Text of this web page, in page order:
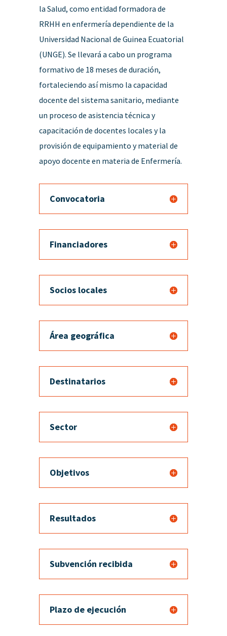
la Salud, como entidad formadora de
RRHH en enfermería dependiente de la
Universidad Nacional de Guinea Ecuatorial
(UNGE). Se llevará a cabo un programa
formativo de 18 meses de duración,
fortaleciendo así mismo la capacidad
docente del sistema sanitario, mediante
un proceso de asistencia técnica y
capacitación de docentes locales y la
provisión de equipamiento y material de
apoyo docente en materia de Enfermería.
Convocatoria
Financiadores
Socios locales
Área geográfica
Destinatarios
Sector
Objetivos
Resultados
Subvención recibida
Plazo de ejecución